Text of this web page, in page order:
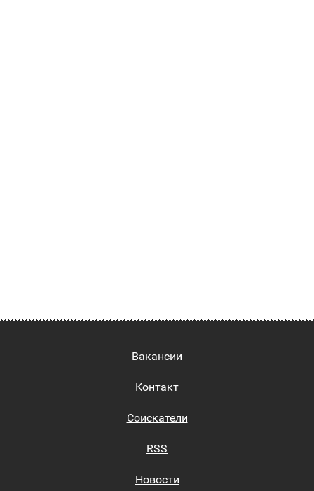
Вакансии
Контакт
Соискатели
RSS
Новости